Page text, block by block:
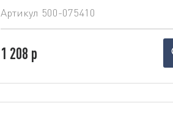
Артикул 500-075410
1 208 р